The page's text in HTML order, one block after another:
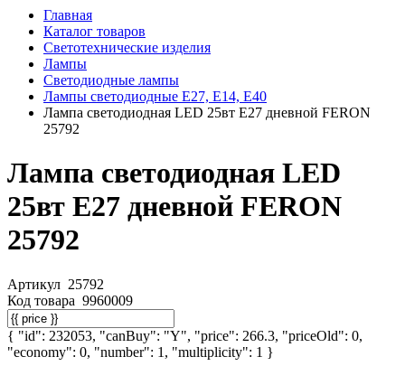
Главная
Каталог товаров
Светотехнические изделия
Лампы
Светодиодные лампы
Лампы светодиодные Е27, Е14, Е40
Лампа светодиодная LED 25вт Е27 дневной FERON
25792
Лампа светодиодная LED
25вт Е27 дневной FERON
25792
Артикул 25792
Код товара 9960009
{ "id": 232053, "canBuy": "Y", "price": 266.3, "priceOld": 0,
"economy": 0, "number": 1, "multiplicity": 1 }